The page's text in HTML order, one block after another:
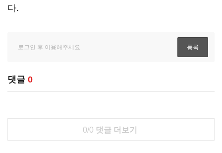
다.
댓글 0
0/0 댓글 더보기